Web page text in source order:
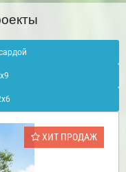
ХИТ ПРОДАЖ